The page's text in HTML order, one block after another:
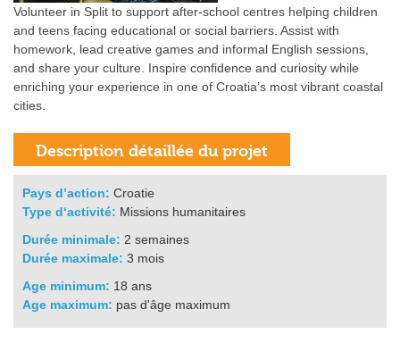
Volunteer in Split to support after‑school centres helping children
and teens facing educational or social barriers. Assist with
homework, lead creative games and informal English sessions,
and share your culture. Inspire confidence and curiosity while
enriching your experience in one of Croatia’s most vibrant coastal
cities.
Pays d’action: Croatie
Type d‘activité: Missions humanitaires
Durée minimale: 2 semaines
Durée maximale: 3 mois
Age minimum: 18 ans
Age maximum: pas d'âge maximum